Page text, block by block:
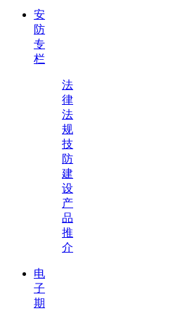
安
防
专
栏
法
律
法
规
技
防
建
设
产
品
推
介
电
子
期